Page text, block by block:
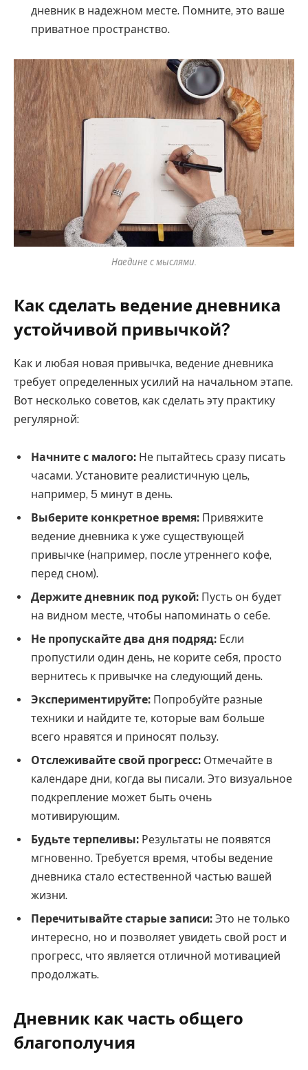
дневник в надежном месте. Помните, это ваше
приватное пространство.
Наедине с мыслями.
Как сделать ведение дневника
устойчивой привычкой?
Как и любая новая привычка, ведение дневника
требует определенных усилий на начальном этапе.
Вот несколько советов, как сделать эту практику
регулярной:
Начните с малого: Не пытайтесь сразу писать
часами. Установите реалистичную цель,
например, 5 минут в день.
Выберите конкретное время: Привяжите
ведение дневника к уже существующей
привычке (например, после утреннего кофе,
перед сном).
Держите дневник под рукой: Пусть он будет
на видном месте, чтобы напоминать о себе.
Не пропускайте два дня подряд: Если
пропустили один день, не корите себя, просто
вернитесь к привычке на следующий день.
Экспериментируйте: Попробуйте разные
техники и найдите те, которые вам больше
всего нравятся и приносят пользу.
Отслеживайте свой прогресс: Отмечайте в
календаре дни, когда вы писали. Это визуальное
подкрепление может быть очень
мотивирующим.
Будьте терпеливы: Результаты не появятся
мгновенно. Требуется время, чтобы ведение
дневника стало естественной частью вашей
жизни.
Перечитывайте старые записи: Это не только
интересно, но и позволяет увидеть свой рост и
прогресс, что является отличной мотивацией
продолжать.
Дневник как часть общего
благополучия